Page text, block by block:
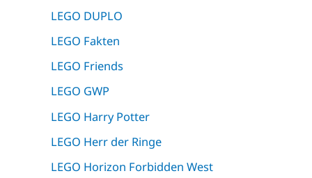
LEGO DUPLO
LEGO Fakten
LEGO Friends
LEGO GWP
LEGO Harry Potter
LEGO Herr der Ringe
LEGO Horizon Forbidden West